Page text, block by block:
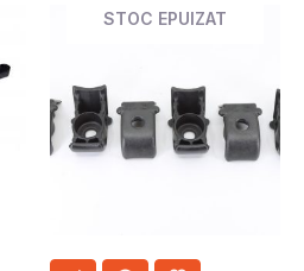
STOC EPUIZAT